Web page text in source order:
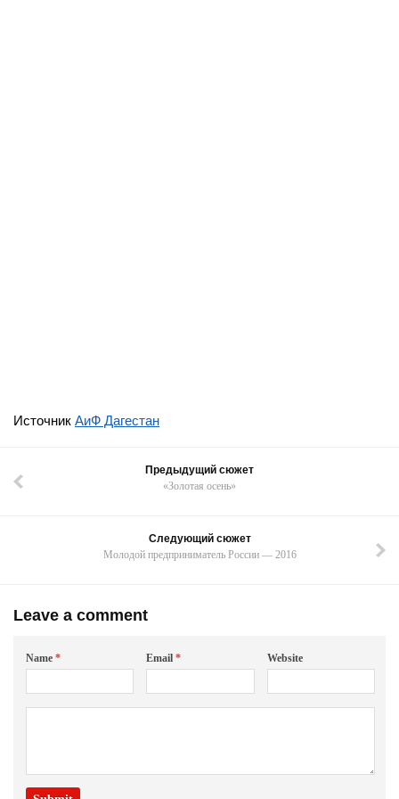
Источник АиФ Дагестан
Предыдущий сюжет
«Золотая осень»
Следующий сюжет
Молодой предприниматель России — 2016
Leave a comment
Name * Email* Website